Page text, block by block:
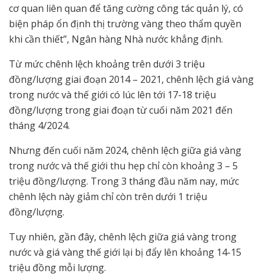
cơ quan liên quan để tăng cường công tác quản lý, có
biện pháp ổn định thị trường vàng theo thẩm quyền
khi cần thiết”, Ngân hàng Nhà nước khẳng định.
Từ mức chênh lệch khoảng trên dưới 3 triệu
đồng/lượng giai đoạn 2014 – 2021, chênh lệch giá vàng
trong nước và thế giới có lúc lên tới 17-18 triệu
đồng/lượng trong giai đoạn từ cuối năm 2021 đến
tháng 4/2024.
Nhưng đến cuối năm 2024, chênh lệch giữa giá vàng
trong nước và thế giới thu hẹp chỉ còn khoảng 3 – 5
triệu đồng/lượng. Trong 3 tháng đầu năm nay, mức
chênh lệch này giảm chỉ còn trên dưới 1 triệu
đồng/lượng.
Tuy nhiên, gần đây, chênh lệch giữa giá vàng trong
nước và giá vàng thế giới lại bị đẩy lên khoảng 14-15
triệu đồng mỗi lượng.